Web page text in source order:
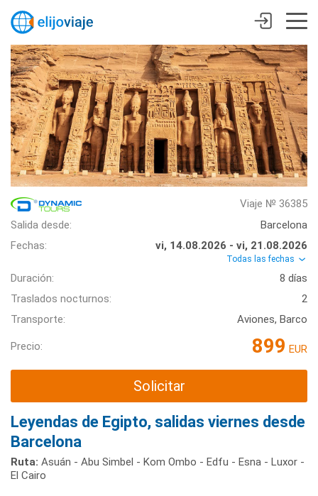
Viaje № 36385
Salida desde:
Barcelona
Fechas:
vi, 14.08.2026 - vi, 21.08.2026
Todas las fechas
Duración:
8 días
Traslados nocturnos:
2
Transporte:
Aviones, Barco
Precio: 899 EUR
Solicitar
Leyendas de Egipto, salidas viernes desde
Barcelona
Ruta: Asuán - Abu Simbel - Kom Ombo - Edfu - Esna - Luxor -
El Cairo